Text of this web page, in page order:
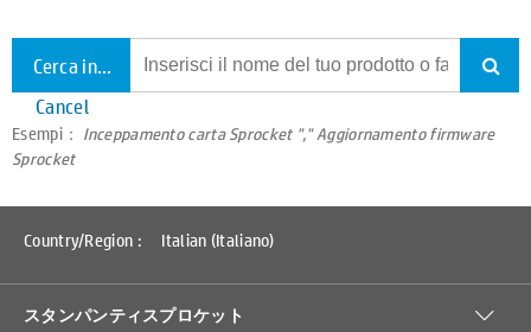
Cerca in tutto il supporto
Cancel
Esempi： Inceppamento carta Sprocket "," Aggiornamento firmware
Sprocket
Country/Region : Italian (Italiano)
スタンパンティスプロケット